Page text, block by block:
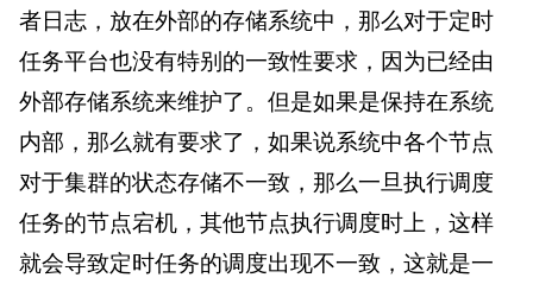
者日志，放在外部的存储系统中，那么对于定时
任务平台也没有特别的一致性要求，因为已经由
外部存储系统来维护了。但是如果是保持在系统
内部，那么就有要求了，如果说系统中各个节点
对于集群的状态存储不一致，那么一旦执行调度
任务的节点宕机，其他节点执行调度时上，这样
就会导致定时任务的调度出现不一致，这就是一